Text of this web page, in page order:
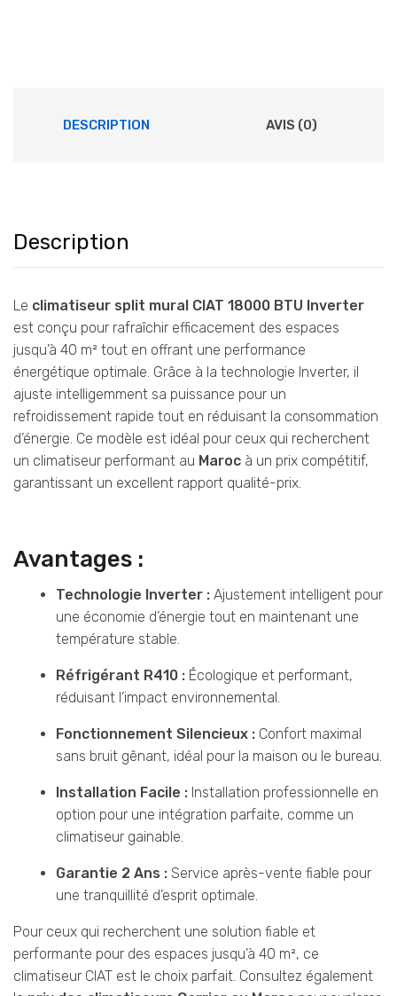
DESCRIPTION AVIS (0)
Description
Le climatiseur split mural CIAT 18000 BTU Inverter
est conçu pour rafraîchir efficacement des espaces
jusqu’à 40 m² tout en offrant une performance
énergétique optimale. Grâce à la technologie Inverter, il
ajuste intelligemment sa puissance pour un
refroidissement rapide tout en réduisant la consommation
d’énergie. Ce modèle est idéal pour ceux qui recherchent
un climatiseur performant au Maroc à un prix compétitif,
garantissant un excellent rapport qualité-prix.
Avantages :
Technologie Inverter : Ajustement intelligent pour
une économie d’énergie tout en maintenant une
température stable.
Réfrigérant R410 : Écologique et performant,
réduisant l’impact environnemental.
Fonctionnement Silencieux : Confort maximal
sans bruit gênant, idéal pour la maison ou le bureau.
Installation Facile : Installation professionnelle en
option pour une intégration parfaite, comme un
climatiseur gainable.
Garantie 2 Ans : Service après-vente fiable pour
une tranquillité d’esprit optimale.
Pour ceux qui recherchent une solution fiable et
performante pour des espaces jusqu’à 40 m², ce
climatiseur CIAT est le choix parfait. Consultez également